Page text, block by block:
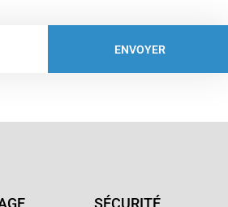
ENVOYER
SÉCURITÉ